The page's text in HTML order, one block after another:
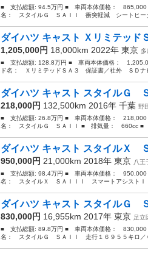
■ 支払総額: 94.5万円 ■ 車両本体価格：
名： スタイルＧ ＳＡＩＩ 衝突軽減 シートヒ
ダイハツ キャスト Ｘリミテッ
1,205,000円 18,000km 2022年 東京
■ 支払総額: 128.8万円 ■ 車両本体価格：
ド名： ＸリミテッドＳＡ３ 保証書／社外 ＳＤナ
ダイハツ キャスト スタイルＧ
218,000円 132,500km 2016年 千葉 野
■ 支払総額: 26.8万円 ■ 車両本体価格：
名： スタイルＧ ＳＡＩＩ ■ 排気量： 660cc ■
ダイハツ キャスト スタイルＸ
950,000円 21,000km 2018年 東京 八王
■ 支払総額: 98.4万円 ■ 車両本体価格：
名： スタイルＸ ＳＡＩＩＩ スマートアシストＩ
ダイハツ キャスト スタイルＧ
830,000円 16,955km 2017年 東京 足立
■ 支払総額: 89.8万円 ■ 車両本体価格：
名： スタイルＧ ＳＡＩＩ 走行１６９５５キロ／